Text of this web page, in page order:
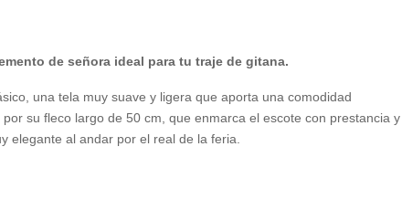
de señora ideal para tu traje de gitana.
una tela muy suave y ligera que aporta una comodidad
su fleco largo de 50 cm, que enmarca el escote con prestancia y
elegante al andar por el real de la feria.